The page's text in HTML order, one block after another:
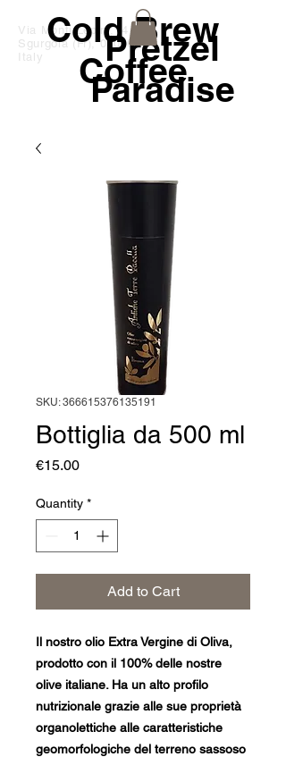
Via Monti Lepini,14
Sgurgola (Fr), 03010
Italy
Pretzel
Paradise
Cold Brew
Coffee
SKU: 366615376135191
Bottiglia da 500 ml
€15.00Price
Quantity *
Add to Cart
Il nostro olio Extra Vergine di Oliva,
prodotto con il 100% delle nostre
olive italiane. Ha un alto profilo
nutrizionale grazie alle sue proprietà
organolettiche alle caratteristiche
geomorfologiche del terreno sassoso